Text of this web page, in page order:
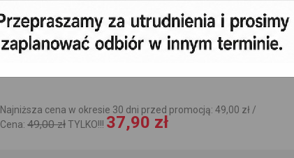
Najniższa cena w okresie 30 dni przed promocją: 49,00 zł /
Cena: 49,00 złTYLKO!!! 37,90 zł